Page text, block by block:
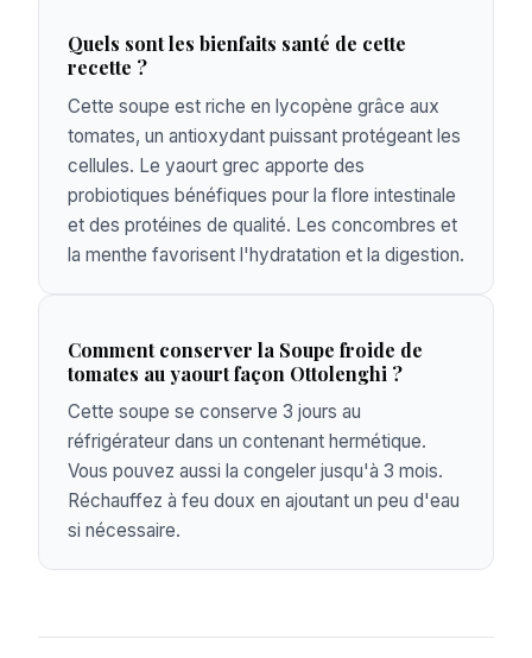
Quels sont les bienfaits santé de cette
recette ?
Cette soupe est riche en lycopène grâce aux
tomates, un antioxydant puissant protégeant les
cellules. Le yaourt grec apporte des
probiotiques bénéfiques pour la flore intestinale
et des protéines de qualité. Les concombres et
la menthe favorisent l'hydratation et la digestion.
Comment conserver la Soupe froide de
tomates au yaourt façon Ottolenghi ?
Cette soupe se conserve 3 jours au
réfrigérateur dans un contenant hermétique.
Vous pouvez aussi la congeler jusqu'à 3 mois.
Réchauffez à feu doux en ajoutant un peu d'eau
si nécessaire.